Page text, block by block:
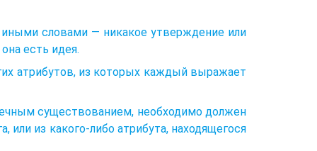
словами — никакое утверждение или
есть идея.
атрибутов, из которых каждый выражает
существованием, необходимо должен
или из какого-либо атрибута, находящегося